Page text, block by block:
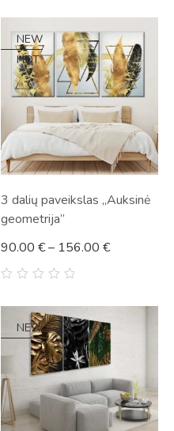
NEW
HOT
3 dalių paveikslas „Auksinė
geometrija”
90.00 €– 156.00 €
NEW